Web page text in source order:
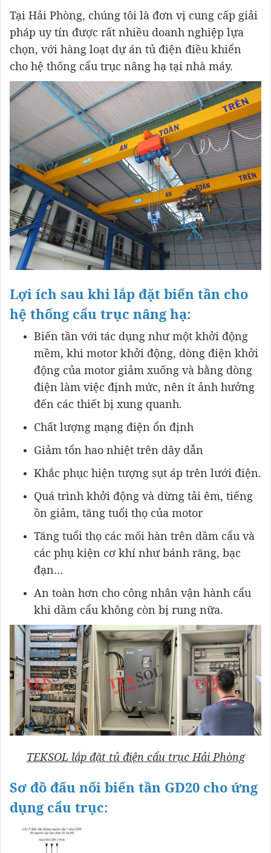
Tại Hải Phòng, chúng tôi là đơn vị cung cấp giải
pháp uy tín được rất nhiều doanh nghiệp lựa
chọn, với hàng loạt dự án tủ điện điều khiển
cho hệ thống cẩu trục nâng hạ tại nhà máy.
Lợi ích sau khi lắp đặt biến tần cho
hệ thống cẩu trục nâng hạ:
Biến tần với tác dụng như một khởi động
mềm, khi motor khởi động, dòng điện khởi
động của motor giảm xuống và bằng dòng
điện làm việc định mức, nên ít ảnh hưởng
đến các thiết bị xung quanh.
Chất lượng mạng điện ổn định
Giảm tổn hao nhiệt trên dây dẫn
Khắc phục hiện tượng sụt áp trên lưới điện.
Quá trình khởi động và dừng tải êm, tiếng
ồn giảm, tăng tuổi thọ của motor
Tăng tuổi thọ các mối hàn trên dầm cẩu và
các phụ kiện cơ khí như bánh răng, bạc
đạn…
An toàn hơn cho công nhân vận hành cẩu
khi dầm cẩu không còn bị rung nữa.
TEKSOL lắp đặt tủ điện cẩu trục Hải Phòng
Sơ đồ đấu nối biến tần GD20 cho ứng
dụng cẩu trục: